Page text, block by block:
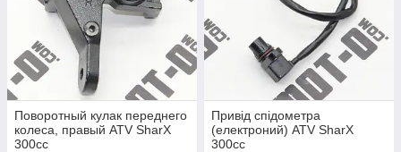
Поворотный кулак переднего
колеса, правый ATV SharX
300сс
Привід спідометра
(електроний) ATV SharX
300сс